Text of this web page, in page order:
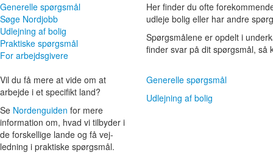
Generelle spørgsmål
Søge Nordjobb
Udlejning af bolig
Praktiske spørgsmål
For arbejdsgivere
Vil du få mere at vide om at
arbejde i et specifikt land?
Se Nordenguiden for mere
informa­tion om, hvad vi tilbyder i
de forskellige lande og få vej­
ledning i praktiske spørgs­mål.
Her finder du ofte
udleje bolig eller har andre
Spørgsmålene er opdelt i
finder svar på dit spørgsmål, så
Generelle spørgsmål
Udlejning af bolig